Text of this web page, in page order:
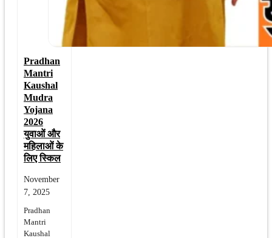
Pradhan
Mantri
Kaushal
Mudra
Yojana
2026
युवाओं और
महिलाओं के
लिए स्किल
November
7, 2025
Pradhan
Mantri
Kaushal